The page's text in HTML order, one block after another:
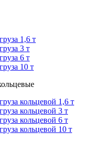
1,6 т
3 т
6 т
10 т
кольцевой 1,6 т
кольцевой 3 т
кольцевой 6 т
кольцевой 10 т